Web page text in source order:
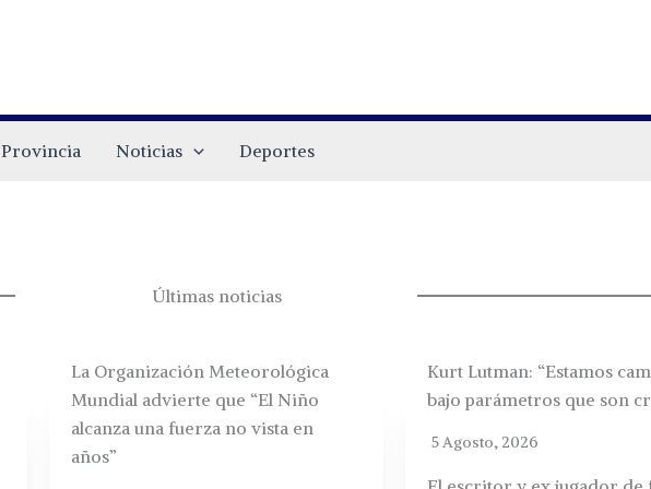
Provincia Noticias Deportes
Últimas noticias
La Organización Meteorológica
Mundial advierte que “El Niño
alcanza una fuerza no vista en
años”
Kurt Lutman: “Estamos
bajo parámetros que son
5 Agosto, 2026